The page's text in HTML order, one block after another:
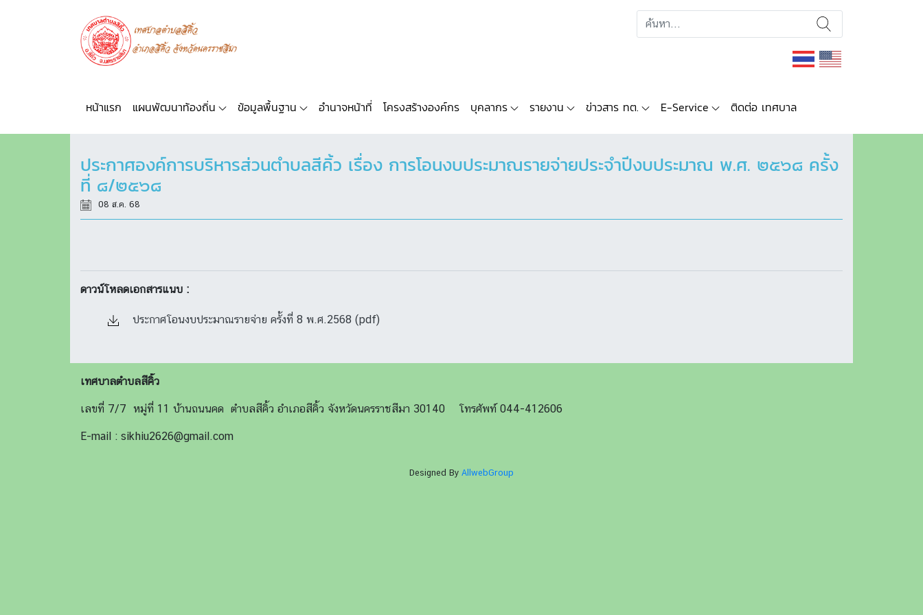
หน้าแรก แผนพัฒนาท้องถิ่น ข้อมูลพื้นฐาน อำนาจหน้าที่ โครงสร้างองค์กร บุคลากร รายงาน ข่าวสาร ทต. E-Service ติดต่อ เทศบาล
ประกาศองค์การบริหารส่วนตำบลสีคิ้ว เรื่อง การโอนงบประมาณรายจ่ายประจำปีงบประมาณ พ.ศ. ๒๕๖๘ ครั้ง
ที่ ๘/๒๕๖๘
08 ส.ค. 68
ดาวน์โหลดเอกสารแนบ :
ประกาศโอนงบประมาณรายจ่าย ครั้งที่ 8 พ.ศ.2568 (pdf)
เทศบาลตำบลสีคิ้ว
เลขที่ 7/7 หมู่ที่ 11 บ้านถนนคด ตำบลสีคิ้ว อำเภอสีคิ้ว จังหวัดนครราชสีมา 30140 โทรศัพท์ 044-412606
E-mail : sikhiu2626@gmail.com
Designed By AllwebGroup